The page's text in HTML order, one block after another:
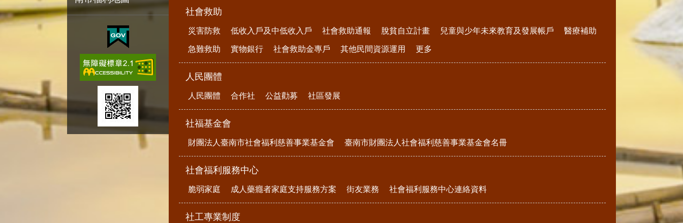
社會救助
災害防救 低收入戶及中低收入戶 社會救助通報 脫貧自立計畫 兒童與少年未來教育及發展帳戶 醫療補助
急難救助 實物銀行 社會救助金專戶 其他民間資源運用 更多
人民團體
人民團體 合作社 公益勸募 社區發展
社福基金會
財團法人臺南市社會福利慈善事業基金會 臺南市財團法人社會福利慈善事業基金會名冊
社會福利服務中心
脆弱家庭 成人藥癮者家庭支持服務方案 街友業務 社會福利服務中心連絡資料
社工專業制度